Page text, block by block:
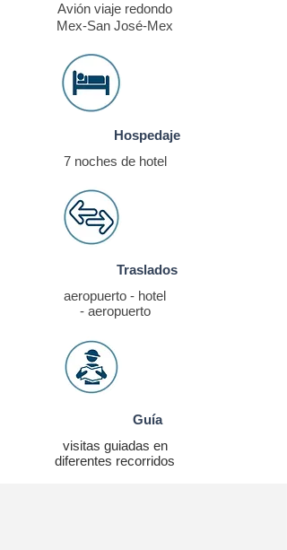
Avión viaje redondo
Mex-San José-Mex
Hospedaje
7 noches de hotel
Traslados
aeropuerto - hotel
- aeropuerto
Guía
visitas guiadas en
diferentes recorridos